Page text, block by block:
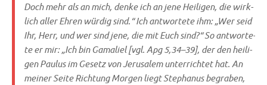
Doch mehr als an mich, den­ke ich an jene Hei­li­gen, die wirk­
lich aller Ehren wür­dig sind.“ Ich ant­wor­te­te ihm: „Wer seid
Ihr, Herr, und wer sind jene, die mit Euch sind?“ So ant­wor­te­
te er mir: „Ich bin Gam­a­liel [vgl. Apg 5,34–39], der den hei­li­
gen Pau­lus im Gesetz von Jeru­sa­lem unter­rich­tet hat. An
mei­ner Sei­te Rich­tung Mor­gen liegt Ste­pha­nus begra­ben,